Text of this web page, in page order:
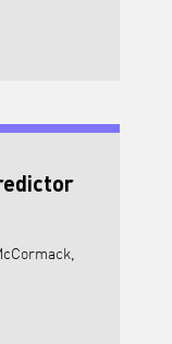
new practices